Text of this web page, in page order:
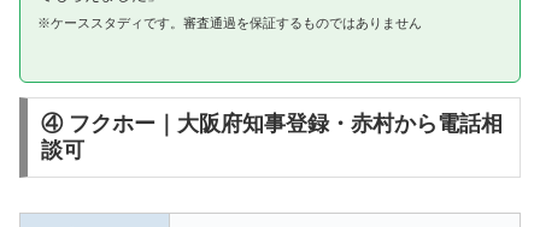
※ケーススタディです。審査通過を保証するものではありません
④ フクホー｜大阪府知事登録・赤村から電話相
談可